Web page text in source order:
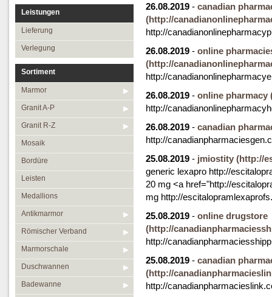
Antikmarmor
Leistungen
Lieferung
Verlegung
Sortiment
Marmor
Granit A-P
Granit R-Z
Mosaik
Bordüre
Leisten
Medallions
Antikmarmor
Römischer Verband
Marmorschale
Duschwannen
Badewanne
26.08.2019 - canadian
(http://
http://
26.08.2019 - online
(http://
http://
26.08.2019 - online pharmacy
http://
26.08.2019 - canadian
http://
25.08.2019 - jmiostity (http://
generic lexapro http://
20 mg <a href="http://
mg http://
25.08.2019 - online drugstore
(http://
http://
25.08.2019 - canadian
(http://
http://